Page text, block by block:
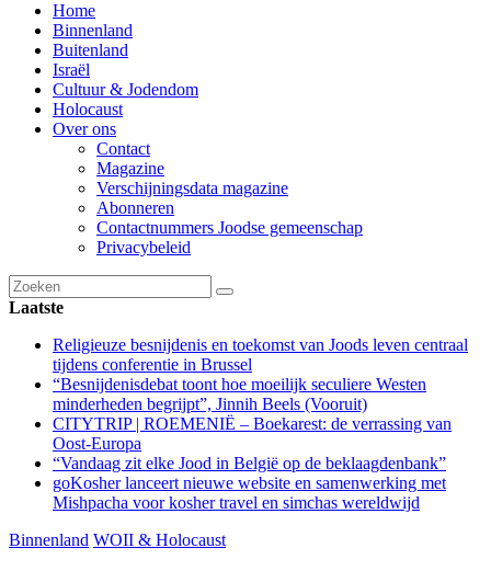
Home
Binnenland
Buitenland
Israël
Cultuur & Jodendom
Holocaust
Over ons
Contact
Magazine
Verschijningsdata magazine
Abonneren
Contactnummers Joodse gemeenschap
Privacybeleid
Laatste
Religieuze besnijdenis en toekomst van Joods leven centraal
tijdens conferentie in Brussel
“Besnijdenisdebat toont hoe moeilijk seculiere Westen
minderheden begrijpt”, Jinnih Beels (Vooruit)
CITYTRIP | ROEMENIË – Boekarest: de verrassing van
Oost-Europa
“Vandaag zit elke Jood in België op de beklaagdenbank”
goKosher lanceert nieuwe website en samenwerking met
Mishpacha voor kosher travel en simchas wereldwijd
Binnenland WOII & Holocaust